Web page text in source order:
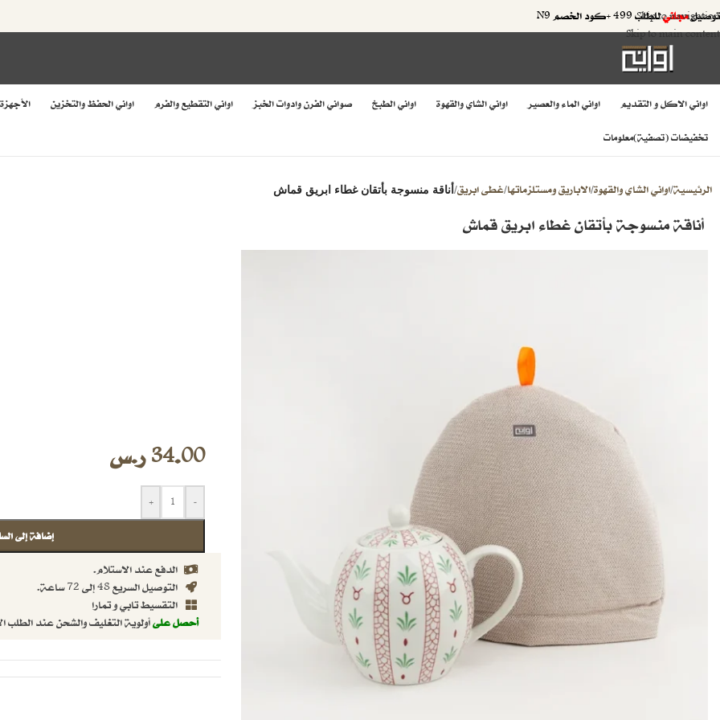
Skip to navigation
Skip to main content
توصيلمجانيللطلب 499 +كود الخصم N9
اواني الاكل و التقديم اواني الماء والعصير اواني الشاي والقهوة اواني الطبخ صواني الفرن وادوات الخبز اواني التقطيع والفرم اواني الحفظ والتخزين
تخفيضات (تصفية)معلومات
الرئيسية/اواني الشاي والقهوة/الاباريق ومستلزماتها/غطى ابريق/ أناقة منسوجة بأتقان غطاء ابريق قماش
أناقة منسوجة بأتقان غطاء ابريق قماش
34.00 ر.س
-
+
إضافة إلى
الدفع عند الاستلام.
التوصيل السريع 48 إلى 72 ساعة.
التقسيط تابي و تمارا
أحصل علىأولوية التغليف والشحن عند الطلب